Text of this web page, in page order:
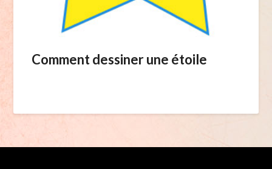
Comment dessiner une étoile